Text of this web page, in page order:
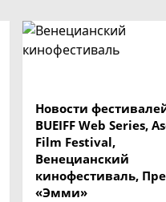
Новости
BUEIFF Web Series,
Film Festival,
Венецианский
кинофестиваль,
«Эмми»